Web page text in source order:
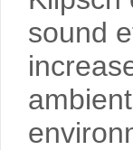
sound